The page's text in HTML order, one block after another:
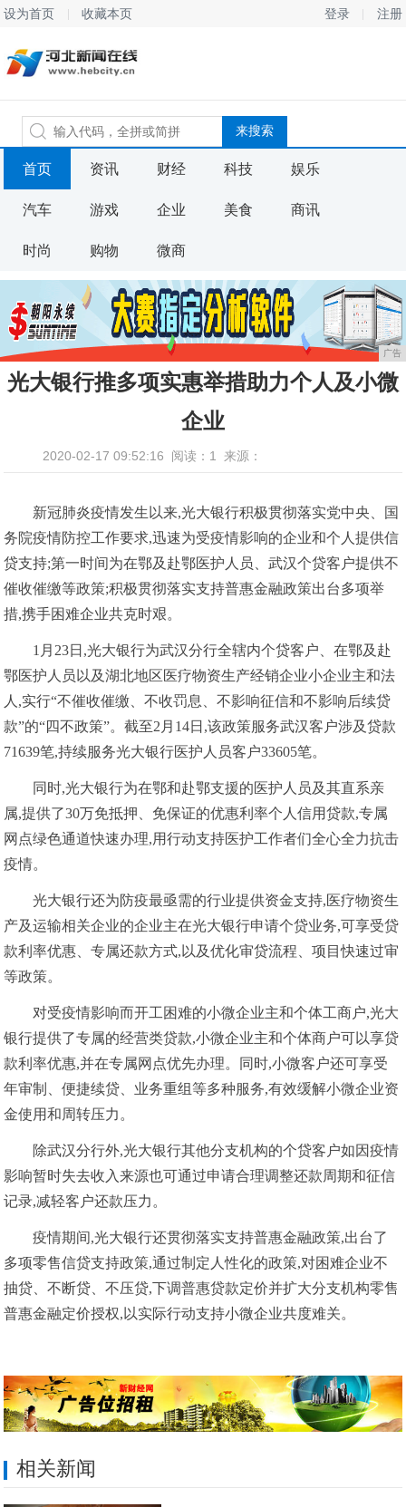
设为首页 收藏本页 登录 注册
首页 资讯 财经 科技 娱乐
汽车 游戏 企业 美食 商讯
时尚 购物 微商
广告
光大银行推多项实惠举措助力个人及小微
企业
2020-02-17 09:52:16 阅读：1 来源：
新冠肺炎疫情发生以来,光大银行积极贯彻落实党中央、国
务院疫情防控工作要求,迅速为受疫情影响的企业和个人提供信
贷支持;第一时间为在鄂及赴鄂医护人员、武汉个贷客户提供不
催收催缴等政策;积极贯彻落实支持普惠金融政策出台多项举
措,携手困难企业共克时艰。
1月23日,光大银行为武汉分行全辖内个贷客户、在鄂及赴
鄂医护人员以及湖北地区医疗物资生产经销企业小企业主和法
人,实行“不催收催缴、不收罚息、不影响征信和不影响后续贷
款”的“四不政策”。截至2月14日,该政策服务武汉客户涉及贷款
71639笔,持续服务光大银行医护人员客户33605笔。
同时,光大银行为在鄂和赴鄂支援的医护人员及其直系亲
属,提供了30万免抵押、免保证的优惠利率个人信用贷款,专属
网点绿色通道快速办理,用行动支持医护工作者们全心全力抗击
疫情。
光大银行还为防疫最亟需的行业提供资金支持,医疗物资生
产及运输相关企业的企业主在光大银行申请个贷业务,可享受贷
款利率优惠、专属还款方式,以及优化审贷流程、项目快速过审
等政策。
对受疫情影响而开工困难的小微企业主和个体工商户,光大
银行提供了专属的经营类贷款,小微企业主和个体商户可以享贷
款利率优惠,并在专属网点优先办理。同时,小微客户还可享受
年审制、便捷续贷、业务重组等多种服务,有效缓解小微企业资
金使用和周转压力。
除武汉分行外,光大银行其他分支机构的个贷客户如因疫情
影响暂时失去收入来源也可通过申请合理调整还款周期和征信
记录,减轻客户还款压力。
疫情期间,光大银行还贯彻落实支持普惠金融政策,出台了
多项零售信贷支持政策,通过制定人性化的政策,对困难企业不
抽贷、不断贷、不压贷,下调普惠贷款定价并扩大分支机构零售
普惠金融定价授权,以实际行动支持小微企业共度难关。
相关新闻